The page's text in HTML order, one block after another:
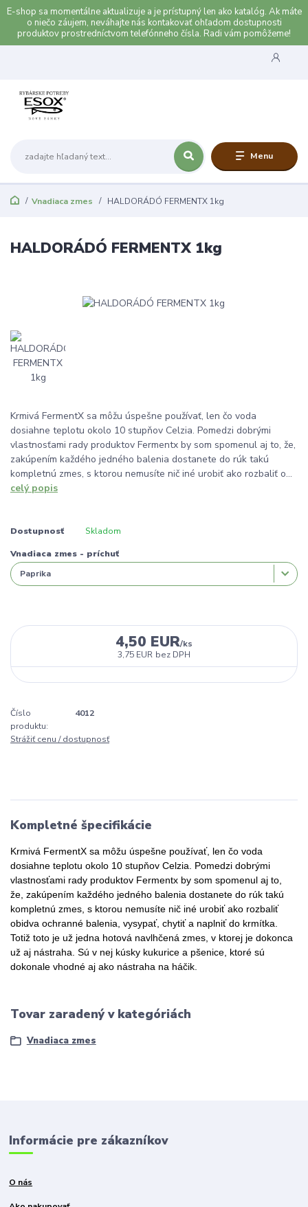
E-shop sa momentálne aktualizuje a je prístupný len ako katalóg. Ak máte
o niečo záujem, neváhajte nás kontakovať ohľadom dostupnosti
produktov prostredníctvom telefónneho čísla. Radi vám pomôžeme!
Menu
Vnadiaca zmes HALDORÁDÓ FERMENTX 1kg
HALDORÁDÓ FERMENTX 1kg
Krmivá FermentX sa môžu úspešne používať, len čo voda
dosiahne teplotu okolo 10 stupňov Celzia. Pomedzi dobrými
vlastnosťami rady produktov Fermentx by som spomenul aj to, že,
zakúpením každého jedného balenia dostanete do rúk takú
kompletnú zmes, s ktorou nemusíte nič iné urobiť ako rozbaliť o...
celý popis
Dostupnosť Skladom
Vnadiaca zmes - príchuť
4,50 EUR/ks
3,75 EUR bez DPH
Číslo
produktu:
4012
Strážiť cenu / dostupnosť
Kompletné špecifikácie
Krmivá FermentX sa môžu úspešne používať, len čo voda
dosiahne teplotu okolo 10 stupňov Celzia. Pomedzi dobrými
vlastnosťami rady produktov Fermentx by som spomenul aj to,
že, zakúpením každého jedného balenia dostanete do rúk takú
kompletnú zmes, s ktorou nemusíte nič iné urobiť ako rozbaliť
obidva ochranné balenia, vysypať, chytiť a naplniť do krmítka.
Totiž toto je už jedna hotová navlhčená zmes, v ktorej je dokonca
už aj nástraha. Sú v nej kúsky kukurice a pšenice, ktoré sú
dokonale vhodné aj ako nástraha na háčik.
Tovar zaradený v kategóriách
Vnadiaca zmes
Informácie pre zákazníkov
O nás